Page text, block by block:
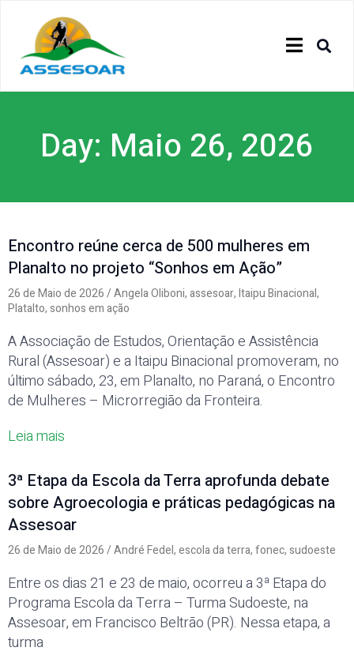
Day: Maio 26, 2026
Encontro reúne cerca de 500 mulheres em
Planalto no projeto “Sonhos em Ação”
26 de Maio de 2026/Angela Oliboni,assesoar,Itaipu Binacional,
Platalto,sonhos em ação
A Associação de Estudos, Orientação e Assistência
Rural (Assesoar) e a Itaipu Binacional promoveram, no
último sábado, 23, em Planalto, no Paraná, o Encontro
de Mulheres – Microrregião da Fronteira.
Leia mais
3ª Etapa da Escola da Terra aprofunda debate
sobre Agroecologia e práticas pedagógicas na
Assesoar
26 de Maio de 2026/André Fedel,escola da terra,fonec,sudoeste
Entre os dias 21 e 23 de maio, ocorreu a 3ª Etapa do
Programa Escola da Terra – Turma Sudoeste, na
Assesoar, em Francisco Beltrão (PR). Nessa etapa, a
turma